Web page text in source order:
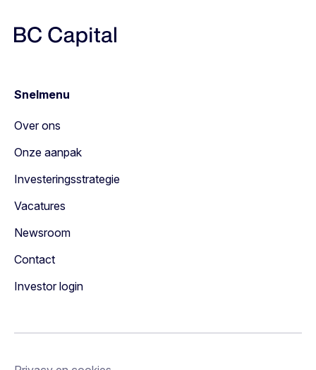
Snelmenu
Over ons
Onze aanpak
Investeringsstrategie
Vacatures
Newsroom
Contact
Investor login